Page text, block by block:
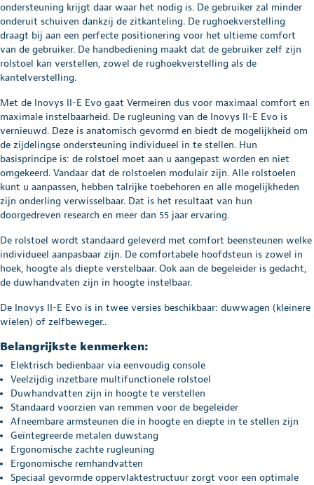
ondersteuning krijgt daar waar het nodig is. De gebruiker zal minder
onderuit schuiven dankzij de zitkanteling. De rughoekverstelling
draagt bij aan een perfecte positionering voor het ultieme comfort
van de gebruiker. De handbediening maakt dat de gebruiker zelf zijn
rolstoel kan verstellen, zowel de rughoekverstelling als de
kantelverstelling.
Met de Inovys II-E Evo gaat Vermeiren dus voor maximaal comfort en
maximale instelbaarheid. De rugleuning van de Inovys II-E Evo is
vernieuwd. Deze is anatomisch gevormd en biedt de mogelijkheid om
de zijdelingse ondersteuning individueel in te stellen. Hun
basisprincipe is: de rolstoel moet aan u aangepast worden en niet
omgekeerd. Vandaar dat de rolstoelen modulair zijn. Alle rolstoelen
kunt u aanpassen, hebben talrijke toebehoren en alle mogelijkheden
zijn onderling verwisselbaar. Dat is het resultaat van hun
doorgedreven research en meer dan 55 jaar ervaring.
De rolstoel wordt standaard geleverd met comfort beensteunen welke
individueel aanpasbaar zijn. De comfortabele hoofdsteun is zowel in
hoek, hoogte als diepte verstelbaar. Ook aan de begeleider is gedacht,
de duwhandvaten zijn in hoogte instelbaar.
De Inovys II-E Evo is in twee versies beschikbaar: duwwagen (kleinere
wielen) of zelfbeweger..
Belangrijkste kenmerken:
Elektrisch bedienbaar via eenvoudig console
Veelzijdig inzetbare multifunctionele rolstoel
Duwhandvatten zijn in hoogte te verstellen
Standaard voorzien van remmen voor de begeleider
Afneembare armsteunen die in hoogte en diepte in te stellen zijn
Geïntegreerde metalen duwstang
Ergonomische zachte rugleuning
Ergonomische remhandvatten
Speciaal gevormde oppervlaktestructuur zorgt voor een optimale